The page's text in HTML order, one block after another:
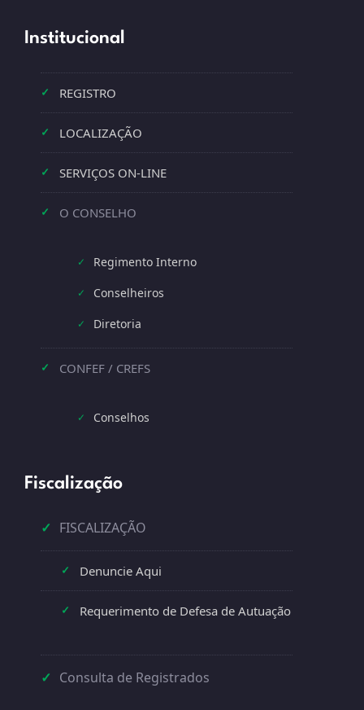
Institucional
✓ REGISTRO
✓ LOCALIZAÇÃO
✓ SERVIÇOS ON-LINE
✓ O CONSELHO
✓ Regimento Interno
✓ Conselheiros
✓ Diretoria
✓ CONFEF / CREFS
✓ Conselhos
Fiscalização
✓ FISCALIZAÇÃO
✓ Denuncie Aqui
✓ Requerimento de Defesa de Autuação
✓ Consulta de Registrados